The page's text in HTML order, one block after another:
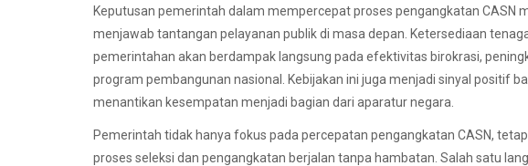
Keputusan pemerintah dalam mempercepat proses pengangkatan CASN
menjawab tantangan pelayanan publik di masa depan. Ketersediaan
pemerintahan akan berdampak langsung pada efektivitas birokrasi,
program pembangunan nasional. Kebijakan ini juga menjadi sinyal positif
menantikan kesempatan menjadi bagian dari aparatur negara.
Pemerintah tidak hanya fokus pada percepatan pengangkatan CASN,
proses seleksi dan pengangkatan berjalan tanpa hambatan. Salah satu